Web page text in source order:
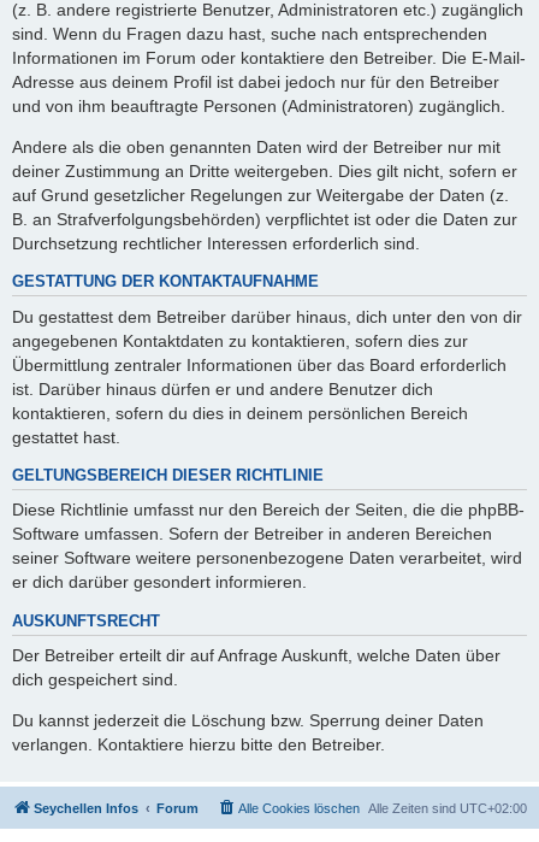
(z. B. andere registrierte Benutzer, Administratoren etc.) zugänglich
sind. Wenn du Fragen dazu hast, suche nach entsprechenden
Informationen im Forum oder kontaktiere den Betreiber. Die E-Mail-
Adresse aus deinem Profil ist dabei jedoch nur für den Betreiber
und von ihm beauftragte Personen (Administratoren) zugänglich.
Andere als die oben genannten Daten wird der Betreiber nur mit
deiner Zustimmung an Dritte weitergeben. Dies gilt nicht, sofern er
auf Grund gesetzlicher Regelungen zur Weitergabe der Daten (z.
B. an Strafverfolgungsbehörden) verpflichtet ist oder die Daten zur
Durchsetzung rechtlicher Interessen erforderlich sind.
GESTATTUNG DER KONTAKTAUFNAHME
Du gestattest dem Betreiber darüber hinaus, dich unter den von dir
angegebenen Kontaktdaten zu kontaktieren, sofern dies zur
Übermittlung zentraler Informationen über das Board erforderlich
ist. Darüber hinaus dürfen er und andere Benutzer dich
kontaktieren, sofern du dies in deinem persönlichen Bereich
gestattet hast.
GELTUNGSBEREICH DIESER RICHTLINIE
Diese Richtlinie umfasst nur den Bereich der Seiten, die die phpBB-
Software umfassen. Sofern der Betreiber in anderen Bereichen
seiner Software weitere personenbezogene Daten verarbeitet, wird
er dich darüber gesondert informieren.
AUSKUNFTSRECHT
Der Betreiber erteilt dir auf Anfrage Auskunft, welche Daten über
dich gespeichert sind.
Du kannst jederzeit die Löschung bzw. Sperrung deiner Daten
verlangen. Kontaktiere hierzu bitte den Betreiber.
Seychellen Infos Forum Alle Zeiten sind UTC+02:00
Alle Cookies löschen